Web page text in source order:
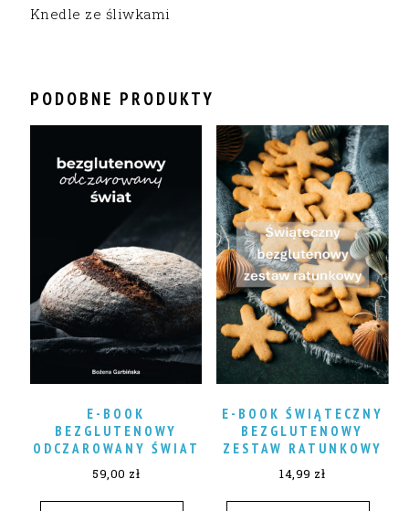
Knedle ze śliwkami
PODOBNE PRODUKTY
E-BOOK
BEZGLUTENOWY
ODCZAROWANY ŚWIAT
59,00 zł
E-BOOK ŚWIĄTECZNY
BEZGLUTENOWY
ZESTAW RATUNKOWY
14,99 zł